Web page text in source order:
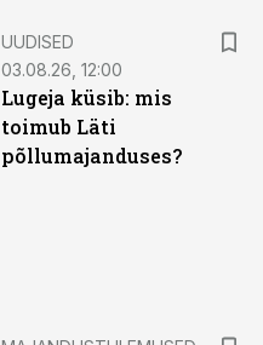
UUDISED
03.08.26, 12:00
Lugeja küsib: mis
toimub Läti
põllumajanduses?